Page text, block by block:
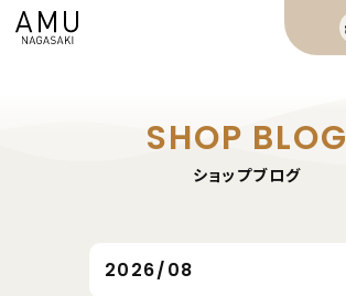
SHOP BLOG
ショップブログ